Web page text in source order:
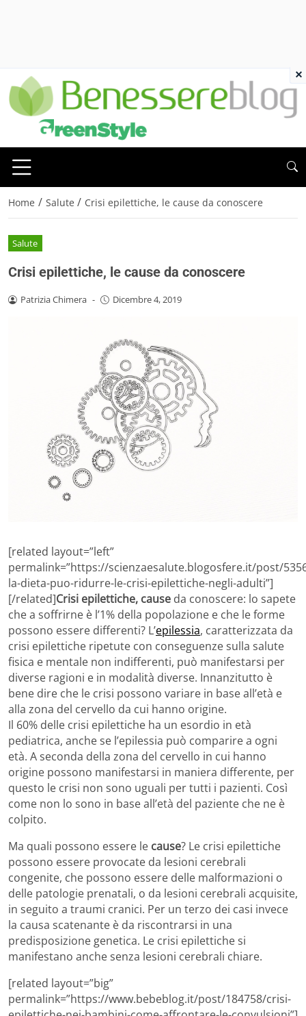
Home / Salute / Crisi epilettiche, le cause da conoscere
Salute
Crisi epilettiche, le cause da conoscere
Patrizia Chimera - Dicembre 4, 2019
[related layout=”left”
permalink=”https://scienzaesalute.blogosfere.it/post/
la-dieta-puo-ridurre-le-crisi-epilettiche-negli-adulti”]
[/related]Crisi epilettiche, cause da conoscere: lo sapete
che a soffrirne è l’1% della popolazione e che le forme
possono essere differenti? L’epilessia, caratterizzata da
crisi epilettiche ripetute con conseguenze sulla salute
fisica e mentale non indifferenti, può manifestarsi per
diverse ragioni e in modalità diverse. Innanzitutto è
bene dire che le crisi possono variare in base all’età e
alla zona del cervello da cui hanno origine.
Il 60% delle crisi epilettiche ha un esordio in età
pediatrica, anche se l’epilessia può comparire a ogni
età. A seconda della zona del cervello in cui hanno
origine possono manifestarsi in maniera differente, per
questo le crisi non sono uguali per tutti i pazienti. Così
come non lo sono in base all’età del paziente che ne è
colpito.
Ma quali possono essere le cause? Le crisi epilettiche
possono essere provocate da lesioni cerebrali
congenite, che possono essere delle malformazioni o
delle patologie prenatali, o da lesioni cerebrali acquisite,
in seguito a traumi cranici. Per un terzo dei casi invece
la causa scatenante è da riscontrarsi in una
predisposizione genetica. Le crisi epilettiche si
manifestano anche senza lesioni cerebrali chiare.
[related layout=”big”
permalink=”https://www.bebeblog.it/post/184758/crisi-
×